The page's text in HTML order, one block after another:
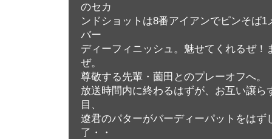
のセカ
ンドショットは8番アイアンでピンそば1
バー
ディーフィニッシュ。魅せてくれるぜ！
ぜ。
尊敬する先輩・薗田とのプレーオフへ。
放送時間内に終わるはずが、お互い譲ら
目、
遼君のパターがバーディーパットをはず
了・・